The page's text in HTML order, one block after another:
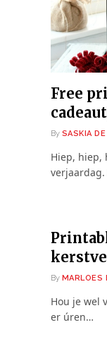
Free
By SASKIA DE
Hiep, hiep,
By MARLOES
Hou je wel
er úren…